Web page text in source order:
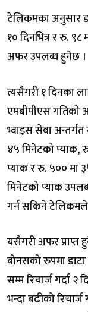
टेलिकमका अनुसार
१० दिनभित्र र रु. ९८
अफर उपलब्ध हुनेछ ।
त्यसैगरी १ दिनका
एमबीपीएस गतिको
भ्वाइस सेवा
४५ मिनेटको प्याक,
प्याक र रु. ५०० मा
मिनेटको प्याक
गर्न सकिने
यसैगरी अफर प्राप्त
बोनसको रुपमा
सम्म रिचार्ज गर्दा २
भन्दा बढीको